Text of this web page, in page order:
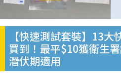
【快速測試套裝】13
買到！最平$10獲衛生
潛伏期適用